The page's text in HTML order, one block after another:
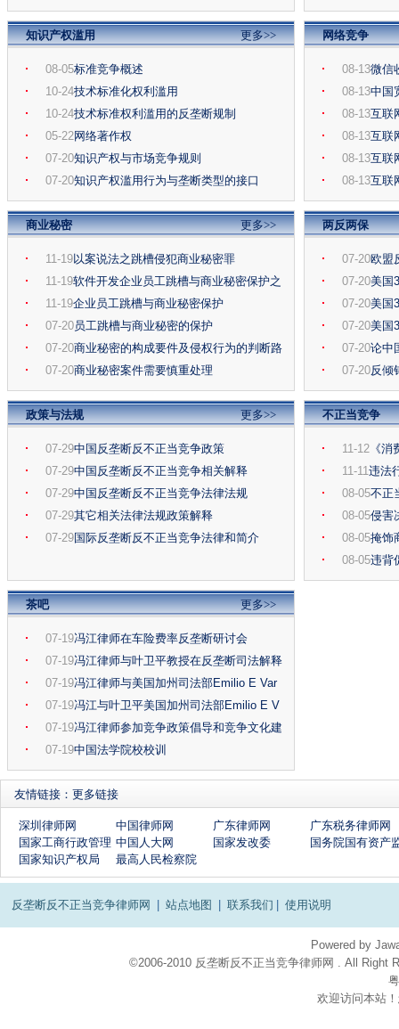
知识产权滥用 更多>>
08-05标准竞争概述
10-24技术标准化权利滥用
10-24技术标准权利滥用的反垄断规制
05-22网络著作权
07-20知识产权与市场竞争规则
07-20知识产权滥用行为与垄断类型的接口
网络竞争
08-13微信
08-13中国
08-13互联
08-13互联
08-13互联
08-13互联
商业秘密 更多>>
11-19以案说法之跳槽侵犯商业秘密罪
11-19软件开发企业员工跳槽与商业秘密保护之
11-19企业员工跳槽与商业秘密保护
07-20员工跳槽与商业秘密的保护
07-20商业秘密的构成要件及侵权行为的判断路
07-20商业秘密案件需要慎重处理
两反两保
07-20欧盟
07-20美国
07-20美国
07-20美国
07-20论中
07-20反倾
政策与法规 更多>>
07-29中国反垄断反不正当竞争政策
07-29中国反垄断反不正当竞争相关解释
07-29中国反垄断反不正当竞争法律法规
07-29其它相关法律法规政策解释
07-29国际反垄断反不正当竞争法律和简介
不正当竞争
11-12 《
改11-11违法
08-05不正
08-05侵害
08-05掩饰
08-05违背
茶吧 更多>>
07-19冯江律师在车险费率反垄断研讨会
07-19冯江律师与叶卫平教授在反垄断司法解释
07-19冯江律师与美国加州司法部Emilio E Var
07-19冯江与叶卫平美国加州司法部Emilio E V
07-19冯江律师参加竞争政策倡导和竞争文化建
07-19中国法学院校校训
友情链接： 更多链接
深圳律师网 中国律师网 广东律师网
广东税务律师网
国家工商行政管理局中国人大网 国家发改委
国务院国有资产
国家知识产权局
最高人民检察院
反垄断反不正当竞争律师网 站点地图 联系我们 使用说明
Powered by
©2006-2010 反垄断反不正当竞争律师网 . All Right
欢迎访问本站